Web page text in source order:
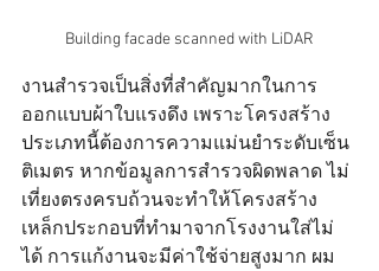
Building facade scanned with LiDAR
งานสำรวจเป็นสิ่งที่สำคัญมากในการ
ออกแบบผ้าใบแรงดึง เพราะโครงสร้าง
ประเภทนี้ต้องการความแม่นยำระดับเซ็น
ติเมตร หากข้อมูลการสำรวจผิดพลาด ไม่
เที่ยงตรงครบถ้วนจะทำให้โครงสร้าง
เหล็กประกอบที่ทำมาจากโรงงานใส่ไม่
ได้ การแก้งานจะมีค่าใช้จ่ายสูงมาก ผม